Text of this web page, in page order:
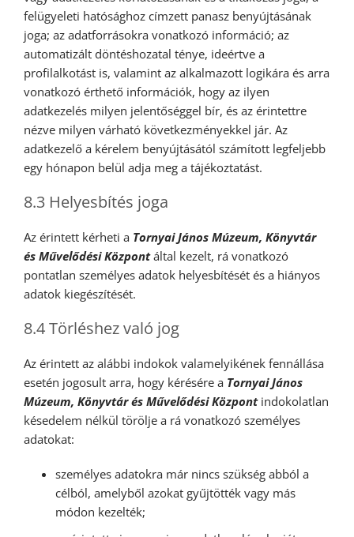
felügyeleti hatósághoz címzett panasz benyújtásának
joga; az adatforrásokra vonatkozó információ; az
automatizált döntéshozatal ténye, ideértve a
profilalkotást is, valamint az alkalmazott logikára és arra
vonatkozó érthető információk, hogy az ilyen
adatkezelés milyen jelentőséggel bír, és az érintettre
nézve milyen várható következményekkel jár. Az
adatkezelő a kérelem benyújtásától számított legfeljebb
egy hónapon belül adja meg a tájékoztatást.
8.3 Helyesbítés joga
Az érintett kérheti a Tornyai János Múzeum, Könyvtár
és Művelődési Központáltal kezelt, rá vonatkozó
pontatlan személyes adatok helyesbítését és a hiányos
adatok kiegészítését.
8.4 Törléshez való jog
Az érintett az alábbi indokok valamelyikének fennállása
esetén jogosult arra, hogy kérésére a Tornyai János
Múzeum, Könyvtár és Művelődési Központindokolatlan
késedelem nélkül törölje a rá vonatkozó személyes
adatokat:
személyes adatokra már nincs szükség abból a
célból, amelyből azokat gyűjtötték vagy más
módon kezelték;